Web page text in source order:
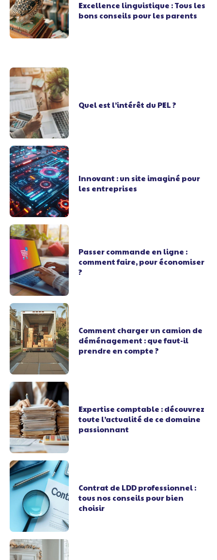
Excellence linguistique : Tous les
bons conseils pour les parents
Quel est l’intérêt du PEL ?
Innovant : un site imaginé pour
les entreprises
Passer commande en ligne :
comment faire, pour économiser
?
Comment charger un camion de
déménagement : que faut-il
prendre en compte ?
Expertise comptable : découvrez
toute l’actualité de ce domaine
passionnant
Contrat de LDD professionnel :
tous nos conseils pour bien
choisir